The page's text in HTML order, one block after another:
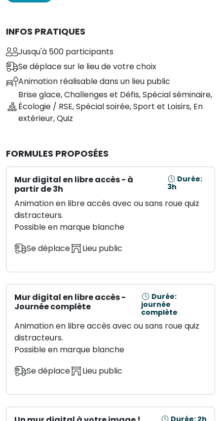
INFOS PRATIQUES
Jusqu'à 500 participants
Se déplace sur le lieu de votre choix
Animation réalisable dans un lieu public
Brise glace,Challenges et Défis,Spécial séminaire,
Écologie / RSE,Spécial soirée,Sport et Loisirs, En
extérieur,Quiz
FORMULES PROPOSÉES
Mur digital en libre accès - à
partir de 3h
Durée:
3h
Animation en libre accès avec ou sans roue quiz
distracteurs.
Possible en marque blanche
Se déplace
Lieu public
Mur digital en libre accès -
Journée complète
Durée:
journée
complète
Animation en libre accès avec ou sans roue quiz
distracteurs.
Possible en marque blanche
Se déplace
Lieu public
Durée: 2h